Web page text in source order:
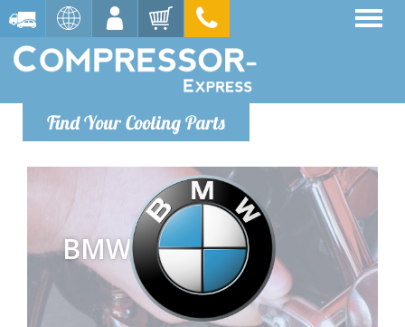
Find Your Cooling Parts
BMW